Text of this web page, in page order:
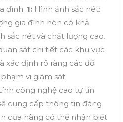
đình. 1: Hình ảnh sắc nét:
gia đình nên có khả
sắc nét và chất lượng cao.
sát chi tiết các khu vực
xác định rõ ràng các đối
vi giám sát.
công nghệ cao tự tin
cung cấp thông tin đáng
của hãng có thể nhận biết